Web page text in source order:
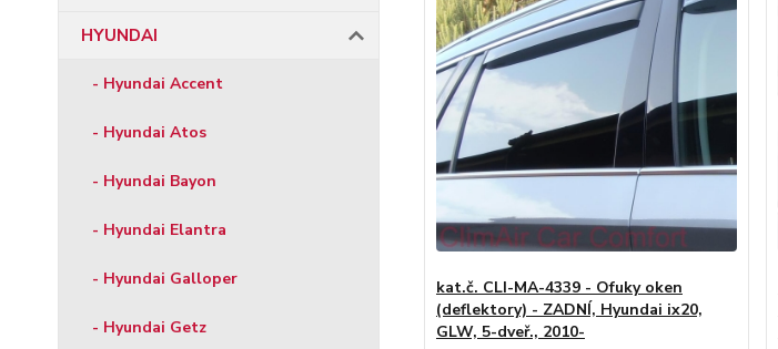
HYUNDAI
- Hyundai Accent
- Hyundai Atos
- Hyundai Bayon
- Hyundai Elantra
- Hyundai Galloper
- Hyundai Getz
kat.č. CLI-MA-4339 - Ofuky oken
(deflektory) - ZADNÍ, Hyundai ix20,
GLW, 5-dveř., 2010-